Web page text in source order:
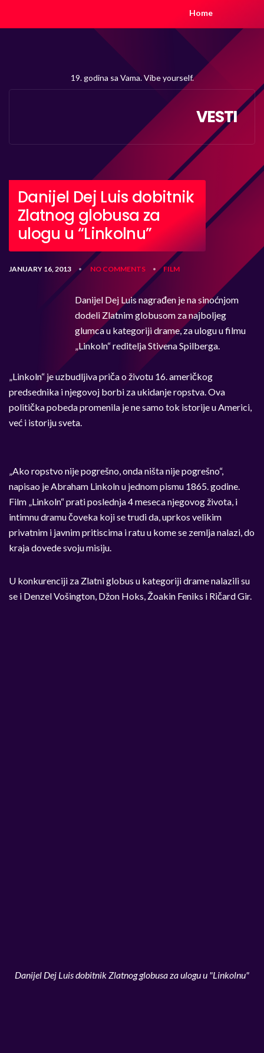
Home
19. godina sa Vama. Vibe yourself.
VESTI
Danijel Dej Luis dobitnik
Zlatnog globusa za
ulogu u “Linkolnu”
JANUARY 16, 2013 • NO COMMENTS • FILM
Danijel Dej Luis nagrađen je na sinoćnjom
dodeli Zlatnim globusom za najboljeg
glumca u kategoriji drame, za ulogu u filmu
„Linkoln“ reditelja Stivena Spilberga.
„Linkoln“ je uzbudljiva priča o životu 16. američkog
predsednika i njegovoj borbi za ukidanje ropstva. Ova
politička pobeda promenila je ne samo tok istorije u Americi,
već i istoriju sveta.
„Ako ropstvo nije pogrešno, onda ništa nije pogrešno“,
napisao je Abraham Linkoln u jednom pismu 1865. godine.
Film „Linkoln“ prati poslednja 4 meseca njegovog života, i
intimnu dramu čoveka koji se trudi da, uprkos velikim
privatnim i javnim pritiscima i ratu u kome se zemlja nalazi, do
kraja dovede svoju misiju.
U konkurenciji za Zlatni globus u kategoriji drame nalazili su
se i Denzel Vošington, Džon Hoks, Žoakin Feniks i Ričard Gir.
Danijel Dej Luis dobitnik Zlatnog globusa za ulogu u "Linkolnu"